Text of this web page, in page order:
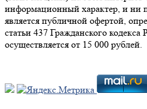
информационный характер, и ни
является публичной офертой,
статьи 437 Гражданского
осуществляется от 15 000 рублей.